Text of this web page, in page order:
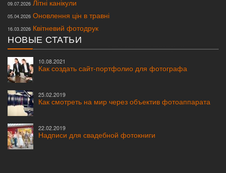
09.07.2026 Літні канікули
05.04.2026 Оновлення цін в травні
16.03.2026 Квітневий фотодрук
НОВЫЕ СТАТЬИ
10.08.2021
Как создать сайт-портфолио для фотографа
25.02.2019
Как смотреть на мир через объектив фотоаппарата
22.02.2019
Надписи для свадебной фотокниги